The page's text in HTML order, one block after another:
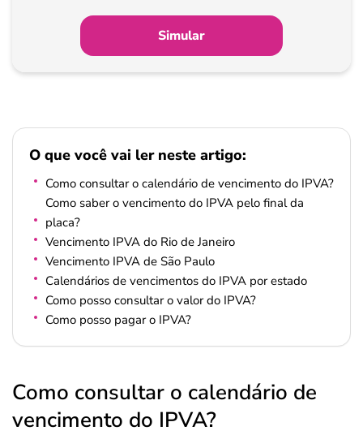
Simular
O que você vai ler neste artigo:
Como consultar o calendário de vencimento do IPVA?
Como saber o vencimento do IPVA pelo final da
placa?
Vencimento IPVA do Rio de Janeiro
Vencimento IPVA de São Paulo
Calendários de vencimentos do IPVA por estado
Como posso consultar o valor do IPVA?
Como posso pagar o IPVA?
Como consultar o calendário de
vencimento do IPVA?